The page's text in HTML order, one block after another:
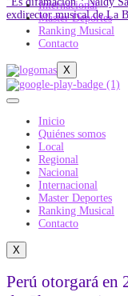
exdirector musical de La
Internacional
Master Deportes
Ranking Musical
Contacto
X
Inicio
Quiénes somos
Local
Regional
Nacional
Internacional
Master Deportes
Ranking Musical
Contacto
X
Perú otorgará en